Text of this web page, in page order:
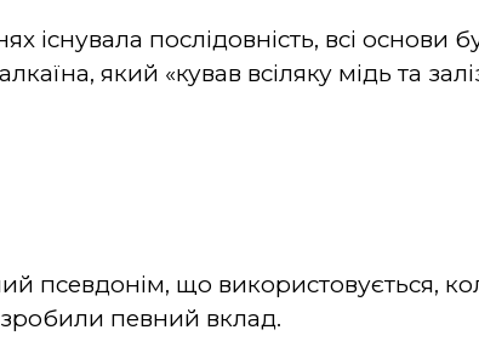
існувала послідовність, всі основи
який «кував всіляку мідь та
псевдонім, що використовується,
певний вклад.